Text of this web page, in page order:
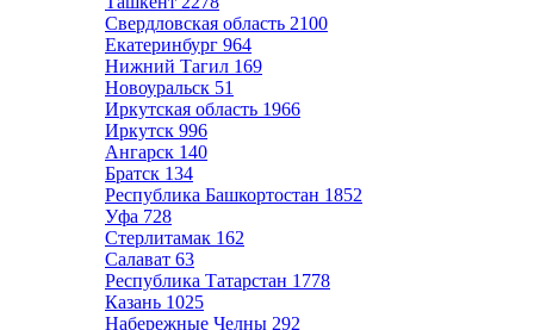
Свердловская область 2100
Екатеринбург 964
Нижний Тагил 169
Новоуральск 51
Иркутская область 1966
Иркутск 996
Ангарск 140
Братск 134
Республика Башкортостан 1852
Уфа 728
Стерлитамак 162
Салават 63
Республика Татарстан 1778
Казань 1025
Набережные Челны 292